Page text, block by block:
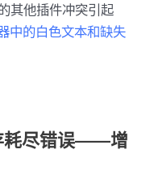
其他插件冲突引起
中的白色文本和缺失
耗尽错误——增